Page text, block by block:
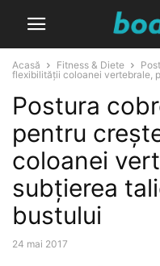
Acasă Fitness & Diete
flexibilității coloanei vertebrale,
Postura
pentru
coloanei
subțierea
bustului
24 mai 2017